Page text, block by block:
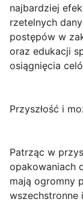
najbardziej
rzetelnych
postępów w
oraz edukacji
osiągnięcia
Przyszłość i
Patrząc w
opakowaniach
mają ogromny
wszechstronne